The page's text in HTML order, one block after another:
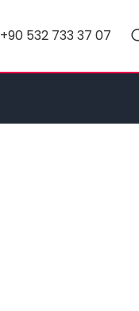
+90 532 733 37 07